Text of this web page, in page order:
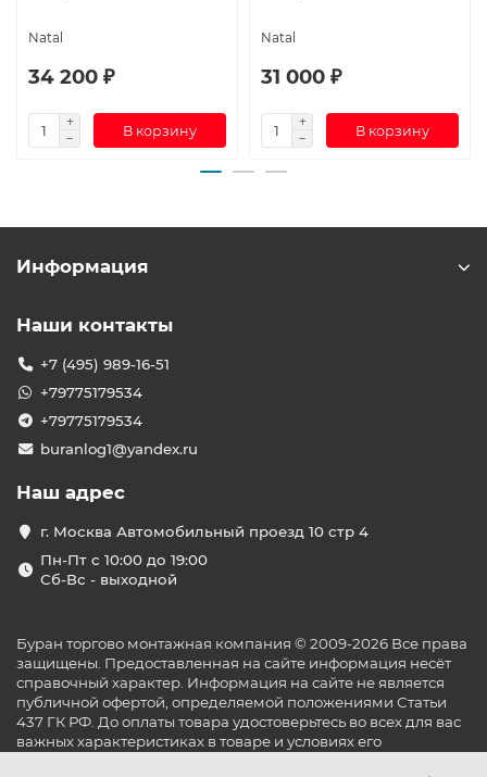
Natal
34 200 ₽
В корзину
Natal
31 000 ₽
В корзину
Информация
Наши контакты
+7 (495) 989-16-51
+79775179534
+79775179534
buranlog1@yandex.ru
Наш адрес
г. Москва Автомобильный проезд 10 стр 4
Пн-Пт с 10:00 до 19:00
Сб-Вс - выходной
Буран торгово монтажная компания © 2009-2026 Все права
защищены. Предоставленная на сайте информация несёт
справочный характер. Информация на сайте не является
публичной офертой, определяемой положениями Статьи
437 ГК РФ. До оплаты товара удостоверьтесь во всех для вас
важных характеристиках в товаре и условиях его